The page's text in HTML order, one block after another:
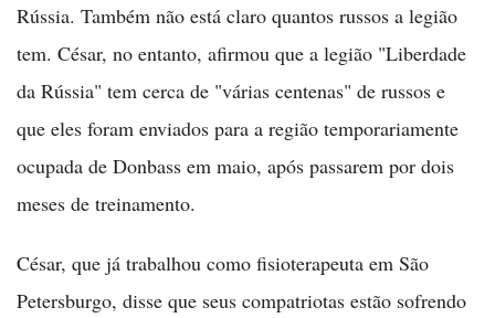
Rússia. Também não está claro quantos russos a legião
tem. César, no entanto, afirmou que a legião "Liberdade
da Rússia" tem cerca de "várias centenas" de russos e
que eles foram enviados para a região temporariamente
ocupada de Donbass em maio, após passarem por dois
meses de treinamento.
César, que já trabalhou como fisioterapeuta em São
Petersburgo, disse que seus compatriotas estão sofrendo